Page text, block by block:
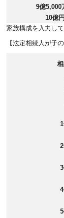
9億5,000
10億円
家族構成を入力して
【法定相続人が子